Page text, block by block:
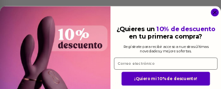
Másinformacion
Hay un lenguaje que se escribe con la piel, un
¿Quieres un10% de descuento
en tu primera compra?
Regístrate para recibir acceso a nuestras últimas
novedades y mejores ofertas.
Email
¡Quiero mi 10% de descuento!